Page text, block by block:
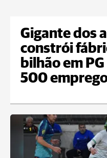
Gigante dos
constrói
bilhão em
500